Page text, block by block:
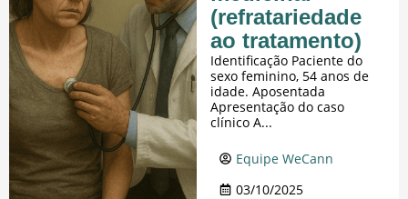
(refratariedade
ao tratamento)
Identificação Paciente do
sexo feminino, 54 anos de
idade. Aposentada
Apresentação do caso
clínico A...
Equipe WeCann
03/10/2025